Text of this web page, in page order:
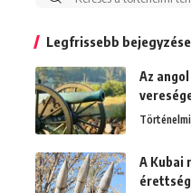
Legfrissebb
Az
A Kubai